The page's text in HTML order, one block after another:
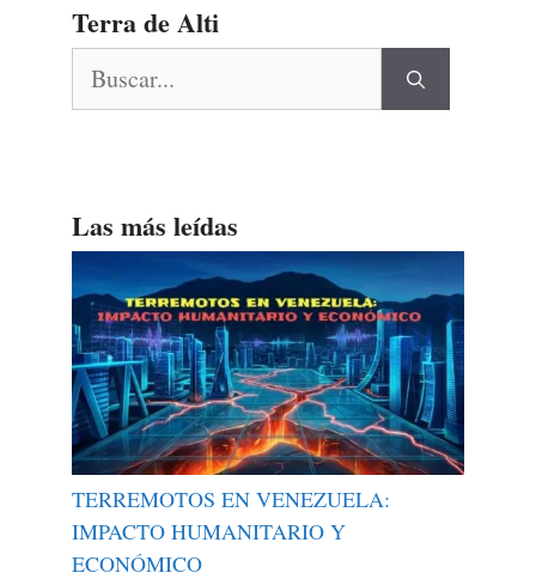
Terra de Alti
Las más leídas
TERREMOTOS EN VENEZUELA:
IMPACTO HUMANITARIO Y
ECONÓMICO